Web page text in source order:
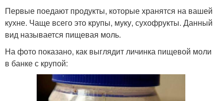
Первые поедают продукты, которые хранятся на вашей
кухне. Чаще всего это крупы, муку, сухофрукты. Данный
вид называется пищевая моль.
На фото показано, как выглядит личинка пищевой моли
в банке с крупой: